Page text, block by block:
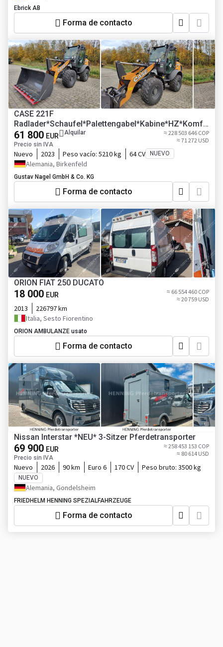
Ebrick AB
Forma de contacto
CASE 221F
Radlader*Schaufel*Palettengabel*Kabine*HZ*Komfo
rtsitz
61 800 EUR
Precio sin IVA
Alquilar
≈ 228 503 646 COP
≈ 71 272 USD
Nuevo 2023 Peso vacío: 5210 kg 64 CV NUEVO
Alemania, Birkenfeld
Gustav Nagel GmbH & Co. KG
Forma de contacto
ORION FIAT 250 DUCATO
18 000 EUR
≈ 66 554 460 COP
≈ 20 759 USD
2013
226797 km
Italia, Sesto Fiorentino
ORION AMBULANZE usato
Forma de contacto
Nissan Interstar *NEU* 3-Sitzer Pferdetransporter
69 900 EUR
Precio sin IVA
≈ 258 453 153 COP
≈ 80 614 USD
Nuevo 2026 90 km Euro 6 170 CV Peso bruto: 3500 kg
NUEVO
Alemania, Gondelsheim
FRIEDHELM HENNING SPEZIALFAHRZEUGE
Forma de contacto